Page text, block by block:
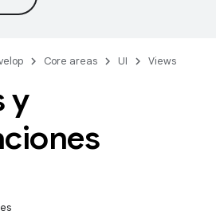
Core areas UI Views
y